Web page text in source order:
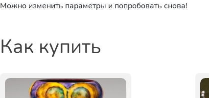
Можно изменить параметры и попробовать снова!
Как купить